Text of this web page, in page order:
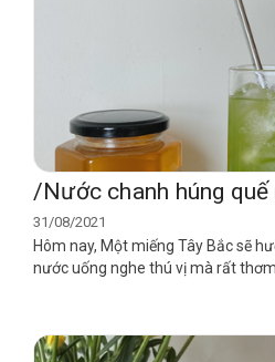
/Nước chanh húng
31/08/2021
Hôm nay, Một miếng Tây Bắc sẽ
nước uống nghe thú vị mà rất thơm